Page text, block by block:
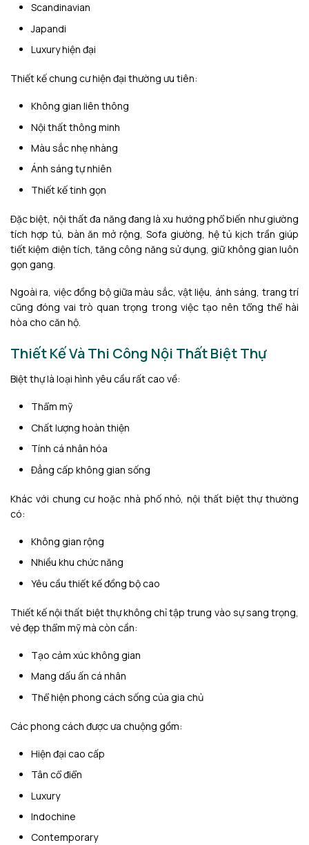
Scandinavian
Japandi
Luxury hiện đại
Thiết kế chung cư hiện đại thường ưu tiên:
Không gian liên thông
Nội thất thông minh
Màu sắc nhẹ nhàng
Ánh sáng tự nhiên
Thiết kế tinh gọn
Đặc biệt, nội thất đa năng đang là xu hướng phổ biến như giường
tích hợp tủ, bàn ăn mở rộng, Sofa giường, hệ tủ kịch trần giúp
tiết kiệm diện tích, tăng công năng sử dụng, giữ không gian luôn
gọn gang.
Ngoài ra, việc đồng bộ giữa màu sắc, vật liệu, ánh sáng, trang trí
cũng đóng vai trò quan trọng trong việc tạo nên tổng thể hài
hòa cho căn hộ.
Thiết Kế Và Thi Công Nội Thất Biệt Thự
Biệt thự là loại hình yêu cầu rất cao về:
Thẩm mỹ
Chất lượng hoàn thiện
Tính cá nhân hóa
Đẳng cấp không gian sống
Khác với chung cư hoặc nhà phố nhỏ, nội thất biệt thự thường
có:
Không gian rộng
Nhiều khu chức năng
Yêu cầu thiết kế đồng bộ cao
Thiết kế nội thất biệt thự không chỉ tập trung vào sự sang trọng,
vẻ đẹp thẩm mỹ mà còn cần:
Tạo cảm xúc không gian
Mang dấu ấn cá nhân
Thể hiện phong cách sống của gia chủ
Các phong cách được ưa chuộng gồm:
Hiện đại cao cấp
Tân cổ điển
Luxury
Indochine
Contemporary